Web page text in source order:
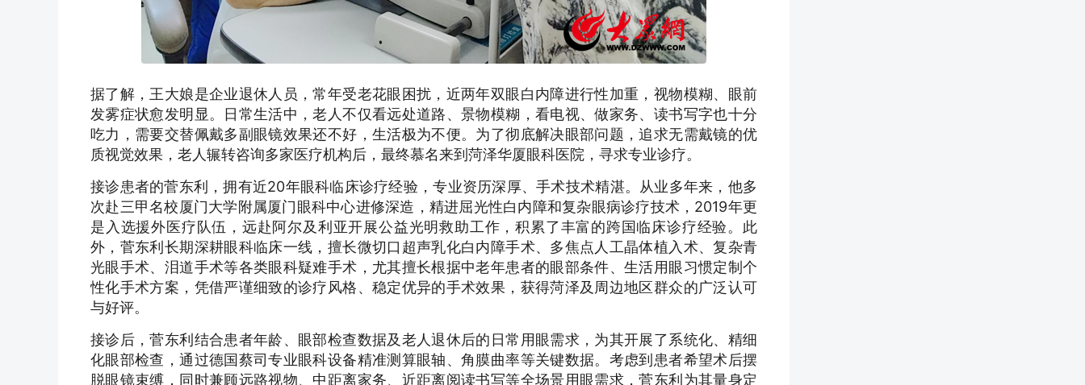
据了解，王大娘是企业退休人员，常年受老花眼困扰，近两年双眼白内障进行性加重，视物模糊、眼前
发雾症状愈发明显。日常生活中，老人不仅看远处道路、景物模糊，看电视、做家务、读书写字也十分
吃力，需要交替佩戴多副眼镜效果还不好，生活极为不便。为了彻底解决眼部问题，追求无需戴镜的优
质视觉效果，老人辗转咨询多家医疗机构后，最终慕名来到菏泽华厦眼科医院，寻求专业诊疗。
接诊患者的菅东利，拥有近20年眼科临床诊疗经验，专业资历深厚、手术技术精湛。从业多年来，他多
次赴三甲名校厦门大学附属厦门眼科中心进修深造，精进屈光性白内障和复杂眼病诊疗技术，2019年更
是入选援外医疗队伍，远赴阿尔及利亚开展公益光明救助工作，积累了丰富的跨国临床诊疗经验。此
外，菅东利长期深耕眼科临床一线，擅长微切口超声乳化白内障手术、多焦点人工晶体植入术、复杂青
光眼手术、泪道手术等各类眼科疑难手术，尤其擅长根据中老年患者的眼部条件、生活用眼习惯定制个
性化手术方案，凭借严谨细致的诊疗风格、稳定优异的手术效果，获得菏泽及周边地区群众的广泛认可
与好评。
接诊后，菅东利结合患者年龄、眼部检查数据及老人退休后的日常用眼需求，为其开展了系统化、精细
化眼部检查，通过德国蔡司专业眼科设备精准测算眼轴、角膜曲率等关键数据。考虑到患者希望术后摆
脱眼镜束缚，同时兼顾远路视物、中距离家务、近距离阅读书写等全场景用眼需求，菅东利为其量身定